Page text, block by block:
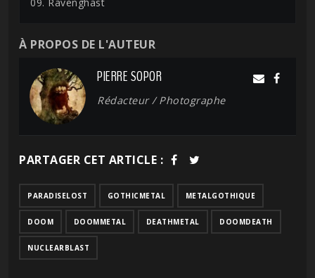
À PROPOS DE L'AUTEUR
PIERRE SOPOR
Rédacteur / Photographe
PARTAGER CET ARTICLE :
PARADISELOST GOTHICMETAL METALGOTHIQUE
DOOM DOOMMETAL DEATHMETAL DOOMDEATH
NUCLEARBLAST